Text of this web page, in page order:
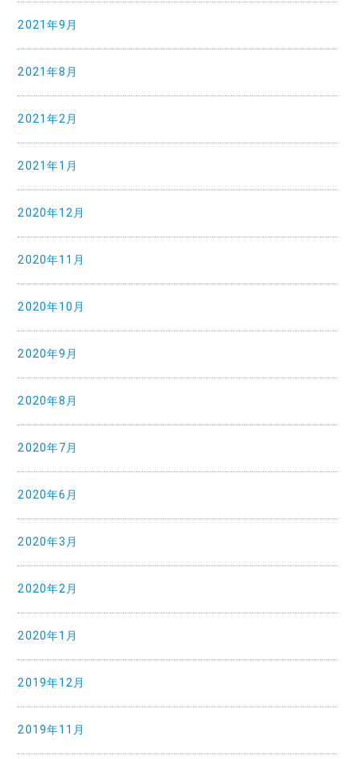
2021年9月
2021年8月
2021年2月
2021年1月
2020年12月
2020年11月
2020年10月
2020年9月
2020年8月
2020年7月
2020年6月
2020年3月
2020年2月
2020年1月
2019年12月
2019年11月